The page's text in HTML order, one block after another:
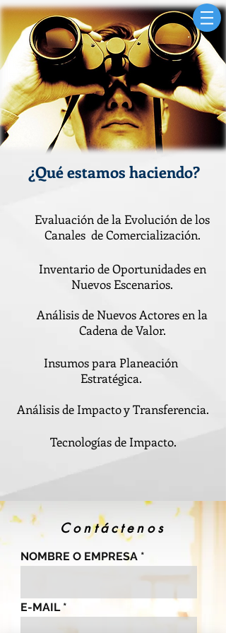
¿Qué estamos haciendo?
Evaluación de la Evolución de los
Canales de Comercialización.
Inventario de Oportunidades en
Nuevos Escenarios.
Insumos para Planeación
Estratégica.
Análisis de Nuevos Actores en la
Cadena de Valor.
Análisis de Impacto y Transferencia.
Tecnologías de Impacto.
Contáctenos
NOMBRE O EMPRESA
E-MAIL